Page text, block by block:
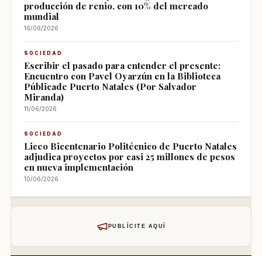
producción de renio, con 10% del mercado
mundial
16/06/2026
SOCIEDAD
Escribir el pasado para entender el presente:
Encuentro con Pavel Oyarzún en la Biblioteca
Públicade Puerto Natales (Por Salvador
Miranda)
11/06/2026
SOCIEDAD
Liceo Bicentenario Politécnico de Puerto Natales
adjudica proyectos por casi 25 millones de pesos
en nueva implementación
10/06/2026
PUBLÍCITE AQUÍ